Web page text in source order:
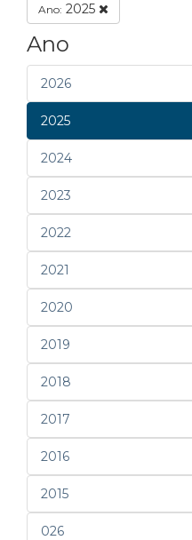
Ano: 2025
Ano
2026
2025
2024
2023
2022
2021
2020
2019
2018
2017
2016
2015
026